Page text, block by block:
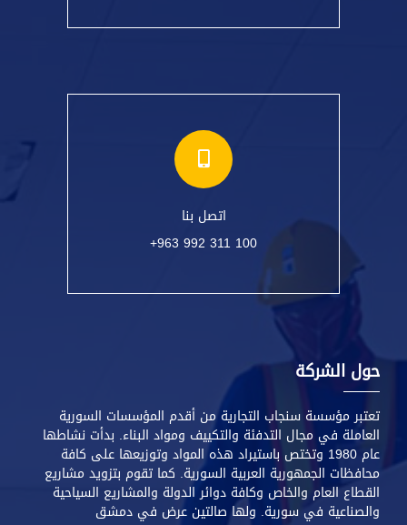
اتصل بنا
+963 992 311 100
حول الشركة
تعتبر مؤسسة سنجاب التجارية من أقدم المؤسسات السورية
العاملة في مجال التدفئة والتكييف ومواد البناء. بدأت نشاطها
عام 1980 وتختص باستيراد هذه المواد وتوزيعها على كافة
محافظات الجمهورية العربية السورية. كما تقوم بتزويد مشاريع
القطاع العام والخاص وكافة دوائر الدولة والمشاريع السياحية
والصناعية في سورية. ولها صالتين عرض في دمشق